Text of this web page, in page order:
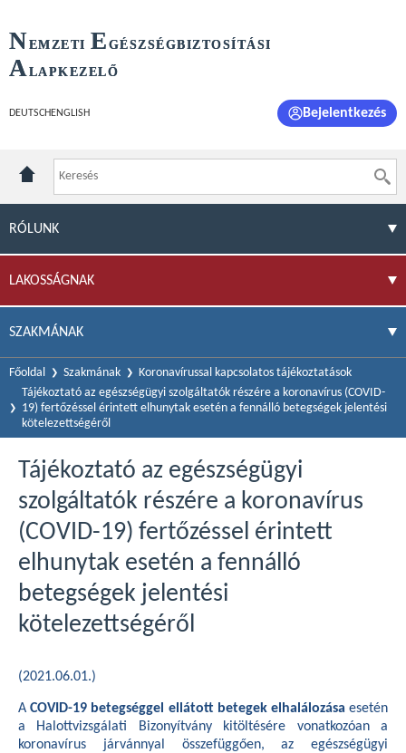
NEMZETI E GÉSZSÉGBIZTOSÍTÁSI
ALAPKEZELŐ
DEUTSCH ENGLISH Bejelentkezés
RÓLUNK
LAKOSSÁGNAK
SZAKMÁNAK
Főoldal Szakmának
Koronavírussal kapcsolatos tájékoztatások
Tájékoztató az egészségügyi szolgáltatók részére a koronavírus (COVID-
19) fertőzéssel érintett elhunytak esetén a fennálló betegségek jelentési
kötelezettségéről
Tájékoztató az egészségügyi
szolgáltatók részére a koronavírus
(COVID-19) fertőzéssel érintett
elhunytak esetén a fennálló
betegségek jelentési
kötelezettségéről
(2021.06.01.)
ACOVID-19 betegséggel ellátott betegek elhalálozása esetén
a Halottvizsgálati Bizonyítvány kitöltésére vonatkozóan a
koronavírus járvánnyal összefüggően, az egészségügyi